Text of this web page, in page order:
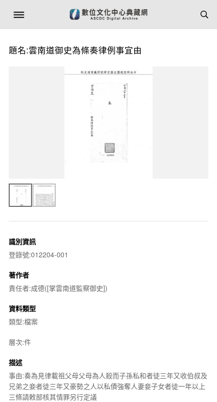
題名:雲南道御史為條奏律例事宜由
識別資訊
登錄號:012204-001
著作者
責任者:成德([掌雲南道監察御史])
資料類型
類型:檔案
層次:件
描述
事由:奏為見律載祖父母父母為人殺而子孫私和者徒三年又收伯叔及
兄弟之妾者徒三年又豪勢之人以私債強奪人妻妾子女者徒一年以上
三條請敕部核其情罪另行定議